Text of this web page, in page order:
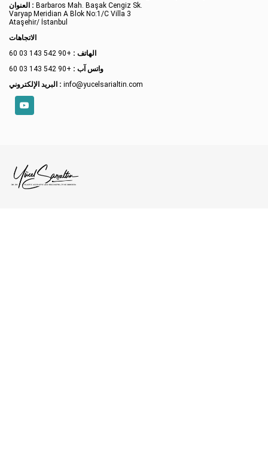
العنوان : Barbaros Mah. Başak Cengiz Sk.
Varyap Meridian A Blok No:1/C Villa 3
Ataşehir/ İstanbul
الاتجاهات
الهاتف : +90 542 143 03 60
واتس آب : +90 542 143 03 60
البريد الإلكتروني : info@yucelsarialtin.com
YouTube